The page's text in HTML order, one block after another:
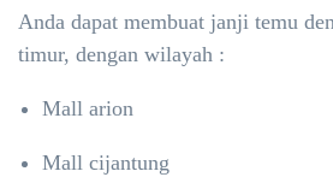
Anda dapat membuat janji temu
timur, dengan wilayah :
Mall arion
Mall cijantung